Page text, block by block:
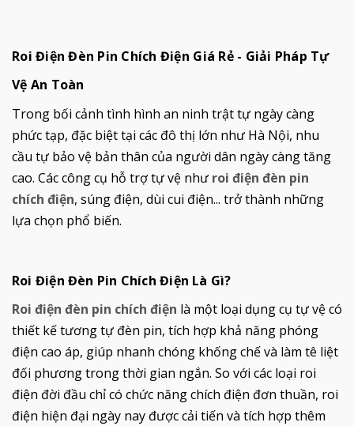
Roi Điện Đèn Pin Chích Điện Giá Rẻ - Giải Pháp Tự
Vệ An Toàn
Trong bối cảnh tình hình an ninh trật tự ngày càng
phức tạp, đặc biệt tại các đô thị lớn như Hà Nội, nhu
cầu tự bảo vệ bản thân của người dân ngày càng tăng
cao. Các công cụ hỗ trợ tự vệ như roi điện đèn pin
chích điện, súng điện, dùi cui điện... trở thành những
lựa chọn phổ biến.
Roi Điện Đèn Pin Chích Điện Là Gì?
Roi điện đèn pin chích điện là một loại dụng cụ tự vệ có
thiết kế tương tự đèn pin, tích hợp khả năng phóng
điện cao áp, giúp nhanh chóng khống chế và làm tê liệt
đối phương trong thời gian ngắn. So với các loại roi
điện đời đầu chỉ có chức năng chích điện đơn thuần, roi
điện hiện đại ngày nay được cải tiến và tích hợp thêm